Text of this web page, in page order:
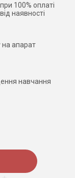
100% оплаті
наявності
на апарат
навчання